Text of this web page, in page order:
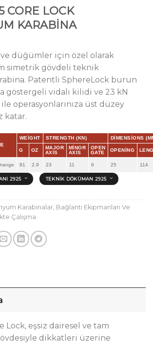
CORE LOCK
KARABİNA
ve düğümler için özel olarak
simetrik gövdeli teknik
Patentli SphereLock burun
göstergeli vidalı kilidi ve 23 kN
operasyonlarınıza üst düzey
katar.
WEIGHT STRENGTH (KN) DIMENSIONS
G OZ
MAJOR
AXIS
MINOR
AXIS
OPEN
GATE
OPENING
81 2.9 23 11 6 25 114
2925 TEKNIK DÖKÜMAN 2925
Karabinalar, Bağlantı Ekipmanları Ve
Çalışma
Lock, eşsiz dairesel ve tam
dikkatleri üzerine